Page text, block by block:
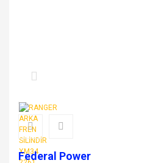
Federal Power